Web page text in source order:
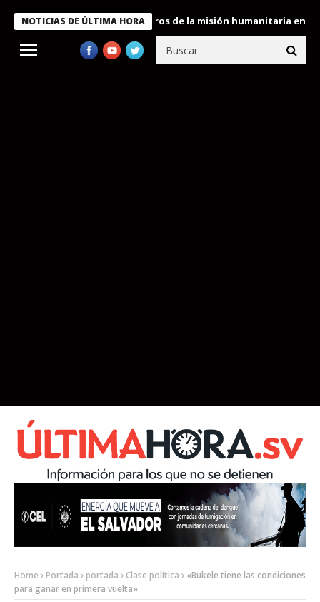
NOTICIAS DE ÚLTIMA HORA
condecora a miembros de la misión humanitaria enviada a
Home Portada portada Clase política
«Bukele tiene las condiciones
para ganar en primera vuelta»